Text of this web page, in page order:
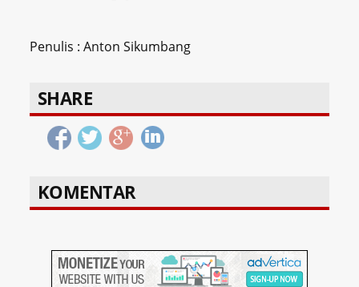
Penulis : Anton Sikumbang
SHARE
KOMENTAR